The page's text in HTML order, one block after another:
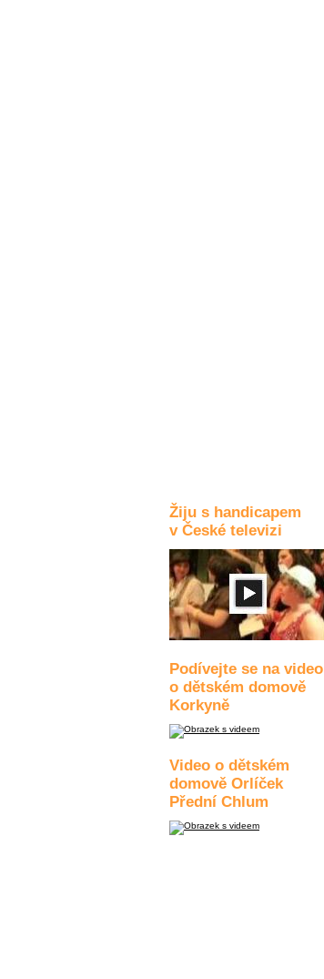
Žiju s handicapem
v České televizi
Podívejte se na video
o dětském domově
Korkyně
Video o dětském
domově Orlíček
Přední Chlum